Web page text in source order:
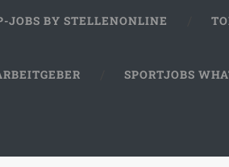
JOBS BY STELLENONLINE
SPORTJOBS